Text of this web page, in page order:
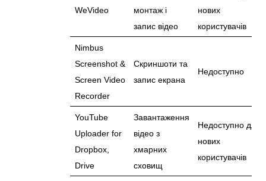
WeVideo
монтаж і
запис відео
нових
користувачів
Nimbus
Screenshot &
Screen Video
Recorder
Скриншоти та
запис екрана
Недоступно
YouTube
Uploader for
Dropbox,
Drive
Завантаження
відео з
хмарних
сховищ
Недоступно для
нових
користувачів